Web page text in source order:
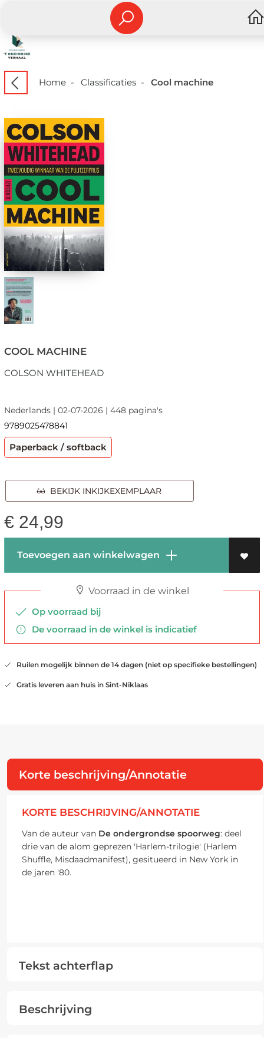
Home- Classificaties- Cool machine
COOL MACHINE
COLSON WHITEHEAD
Nederlands | 02-07-2026 | 448 pagina's
9789025478841
Paperback / softback
BEKIJK INKIJKEXEMPLAAR
€ 24,99
Toevoegen aan winkelwagen
Voorraad in de winkel
Op voorraad bij
De voorraad in de winkel is indicatief
Ruilen mogelijk binnen de 14 dagen (niet op specifieke bestellingen)
Gratis leveren aan huis in Sint-Niklaas
Korte beschrijving/Annotatie
KORTE BESCHRIJVING/ANNOTATIE
Van de auteur van De ondergrondse spoorweg: deel
drie van de alom geprezen 'Harlem-trilogie' (Harlem
Shuffle, Misdaadmanifest), gesitueerd in New York in
de jaren '80.
Tekst achterflap
Beschrijving